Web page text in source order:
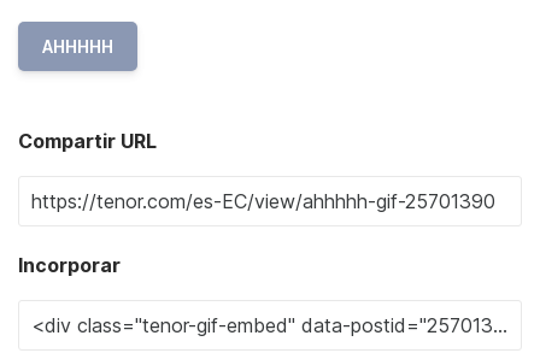
AHHHHH
Compartir URL
Incorporar